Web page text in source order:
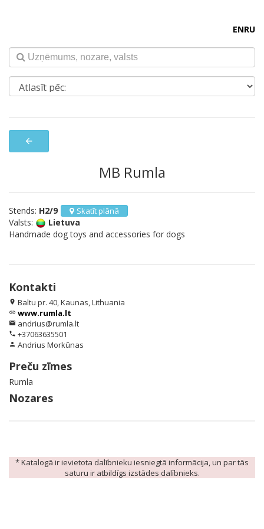
ENRU
arrow_back
MB Rumla
Stends: H2/9 Skatīt plānā
Valsts:
Lietuva
Handmade dog toys and accessories for dogs
Kontakti
location_on Baltu pr. 40, Kaunas, Lithuania
link www.rumla.lt
email andrius@rumla.lt
phone +37063635501
person Andrius Morkūnas
Preču zīmes
Rumla
Nozares
* Katalogā ir ievietota dalībnieku iesniegtā informācija, un par tās
saturu ir atbildīgs izstādes dalībnieks.